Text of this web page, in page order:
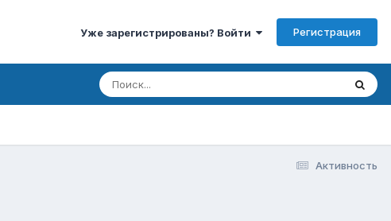
Уже зарегистрированы? Войти Регистрация
Активность